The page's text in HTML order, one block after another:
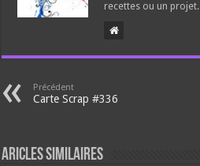
recettes ou un projet.
Précédent
Carte Scrap #336
Aricles similaires